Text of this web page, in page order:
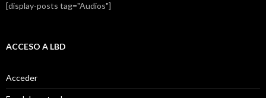
[display-posts tag="Audios"]
ACCESO A LBD
Acceder